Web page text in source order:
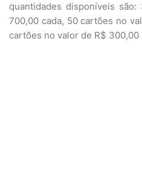
quantidades disponíveis
700,00 cada, 50 cartões no
cartões no valor de R$ 300,00